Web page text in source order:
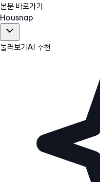
본문 바로가기
Housnap
둘러보기AI 추천